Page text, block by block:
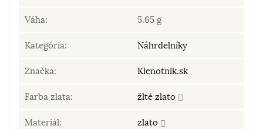
Váha: 5.65 g
Kategória: Náhrdelníky
Značka: Klenotnik.sk
Farba zlata: žlté zlato
Materiál: zlato